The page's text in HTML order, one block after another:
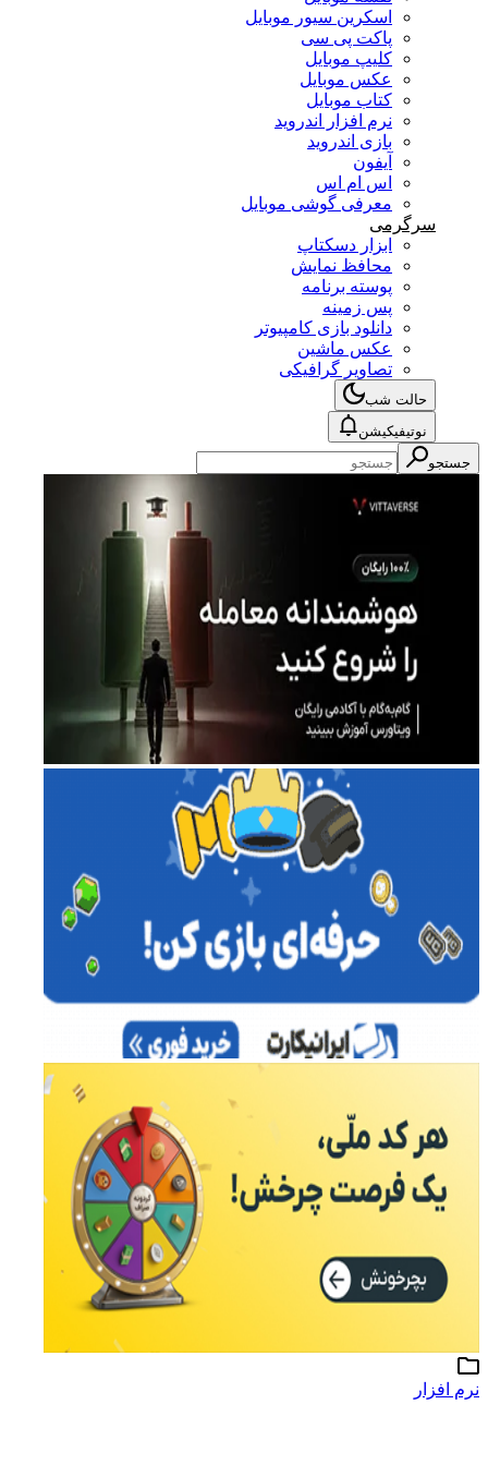
اسکرین سیور موبایل
پاکت پی سی
کلیپ موبایل
عکس موبایل
کتاب موبایل
نرم افزار اندروید
بازی اندروید
آیفون
اس ام اس
معرفی گوشی موبایل
سرگرمی
ابزار دسکتاپ
محافظ نمایش
پوسته برنامه
پس زمینه
دانلود بازی کامپیوتر
عکس ماشین
تصاویر گرافیکی
حالت شب
نوتیفیکیشن
جستجو
افزار